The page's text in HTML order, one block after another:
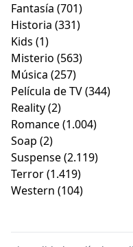
Fantasía (701)
Historia (331)
Kids (1)
Misterio (563)
Música (257)
Película de TV(344)
Reality(2)
Romance(1.004)
Soap (2)
Suspense(2.119)
Terror(1.419)
Western (104)